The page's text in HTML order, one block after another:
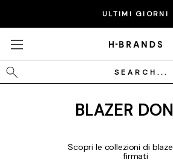
ULTIMI GIORNI
Cerca
BLAZER
Scopri le collezioni di
firmati